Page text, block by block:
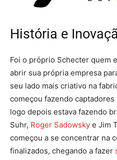
História e
Foi o próprio Schecter quem
abrir sua própria empresa
seu lado mais criativo na
começou fazendo captadores
logo depois estava fazendo
Suhr, Roger Sadowsky e Jim
começou a se concentrar na
finalizados, chegando a fazer